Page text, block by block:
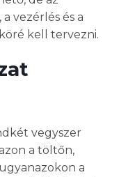
vezérlés és a
kell tervezni.
vegyszer
a töltőn,
a